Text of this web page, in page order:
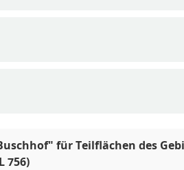
für Teilflächen des
756)